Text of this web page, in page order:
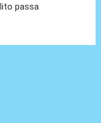
passa